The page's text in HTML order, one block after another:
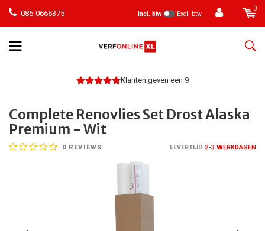
085-0666375 Incl. btw Excl. btw
0
Klanten geven een 9
Complete Renovlies Set Drost Alaska
Premium - Wit
0 REVIEWS LEVERTIJD 2-3 WERKDAGEN